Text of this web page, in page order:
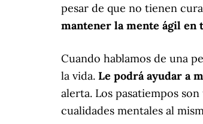
pesar de que no tienen
mantener la mente ágil en
Cuando hablamos de una
la vida. Le podrá ayudar a
alerta. Los pasatiempos
cualidades mentales al